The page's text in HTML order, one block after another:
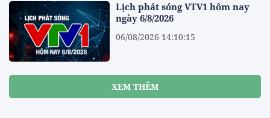
Lịch phát sóng VTV1 hôm nay
ngày 6/8/2026
06/08/2026 14:10:15
XEM THÊM